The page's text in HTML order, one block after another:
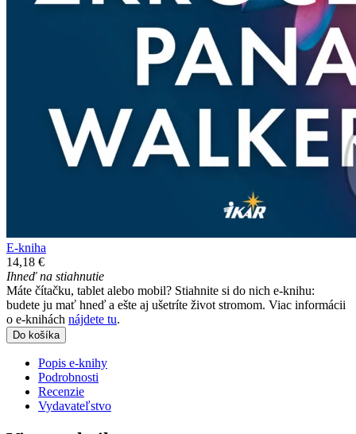
E-kniha
14,18 €
Ihneď na stiahnutie
Máte čítačku, tablet alebo mobil? Stiahnite si do nich e-knihu:
budete ju mať hneď a ešte aj ušetríte život stromom. Viac informácii
o e-knihách nájdete tu.
Do košíka
Popis e-knihy
Podrobnosti
Recenzie
Vydavateľstvo